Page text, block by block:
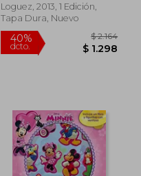
Loguez, 2013, 1 Edición,
Tapa Dura, Nuevo